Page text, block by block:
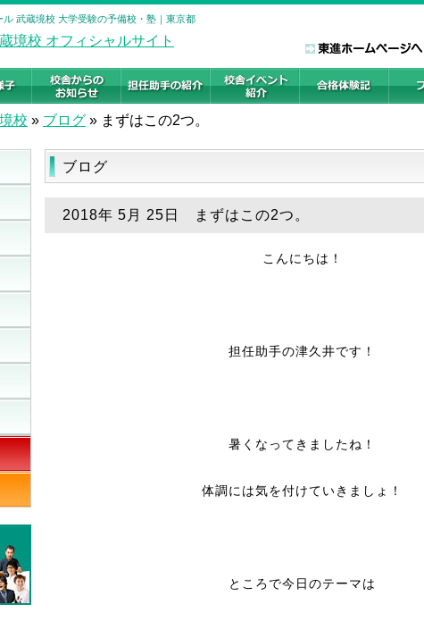
武蔵境校 大学受験の予備校・塾｜東京都
校 » ブログ » まずはこの2つ。
ブログ
2018年 5月 25日 まずはこの2つ。
こんにちは！
担任助手の津久井です！
暑くなってきましたね！
体調には気を付けていきましょ！
ところで今日のテーマは